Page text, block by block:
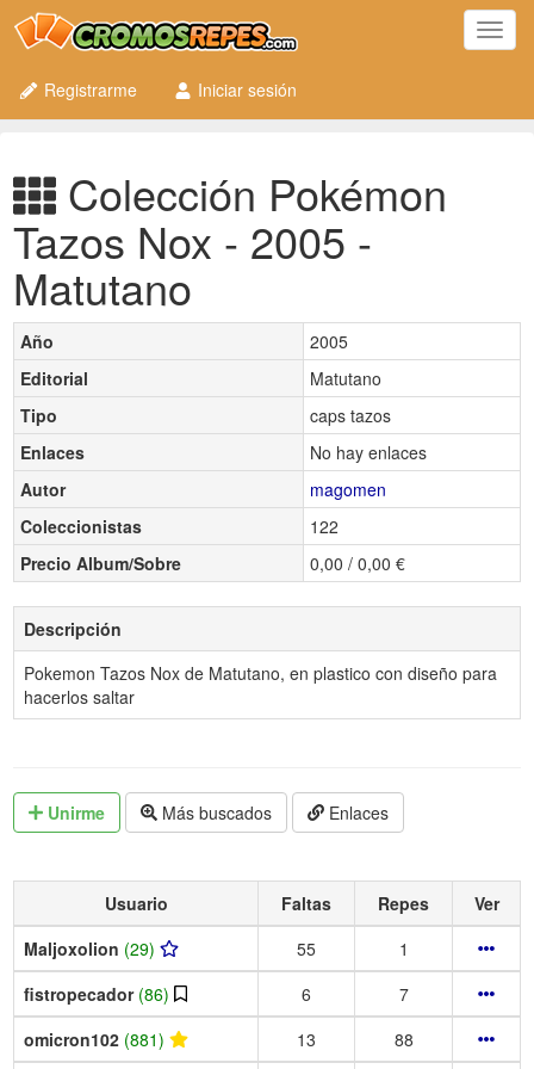
Registrarme
Iniciar sesión
Colección Pokémon
Tazos Nox - 2005 -
Matutano
Año
2005
Editorial
Matutano
Tipo
caps tazos
Enlaces
No hay enlaces
Autor
magomen
Coleccionistas
122
Precio Album/Sobre
0,00 / 0,00 €
Descripción
Pokemon Tazos Nox de Matutano, en plastico con diseño para
hacerlos saltar
Unirme Más buscados Enlaces
Usuario Faltas Repes
Ver
Maljoxolion (29) 55
1
fistropecador (86) 6
7
omicron102 (881) 13 88